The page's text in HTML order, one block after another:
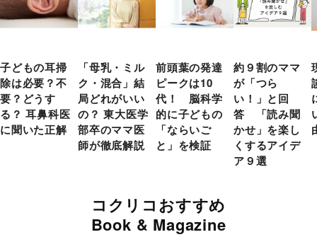
子どもの耳掃
除は必要？不
要？どうす
る？ 耳鼻科医
に聞いた正解
「母乳・ミル
ク・混合」結
局どれがいい
の？ 東大医学
部卒のママ医
師が徹底解説
前頭葉の発達
ピークは10
代！ 脳科学
的に子どもの
「ならいご
と」を検証
約９割のママ
が「つら
い！」と回
答 「読み聞
かせ」を楽し
くするアイデ
ア９選
コクリコおすすめ
Book & Magazine